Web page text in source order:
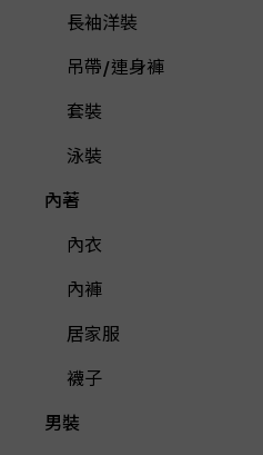
長袖洋裝
吊帶/連身褲
套裝
泳裝
內著
內衣
內褲
居家服
襪子
男裝